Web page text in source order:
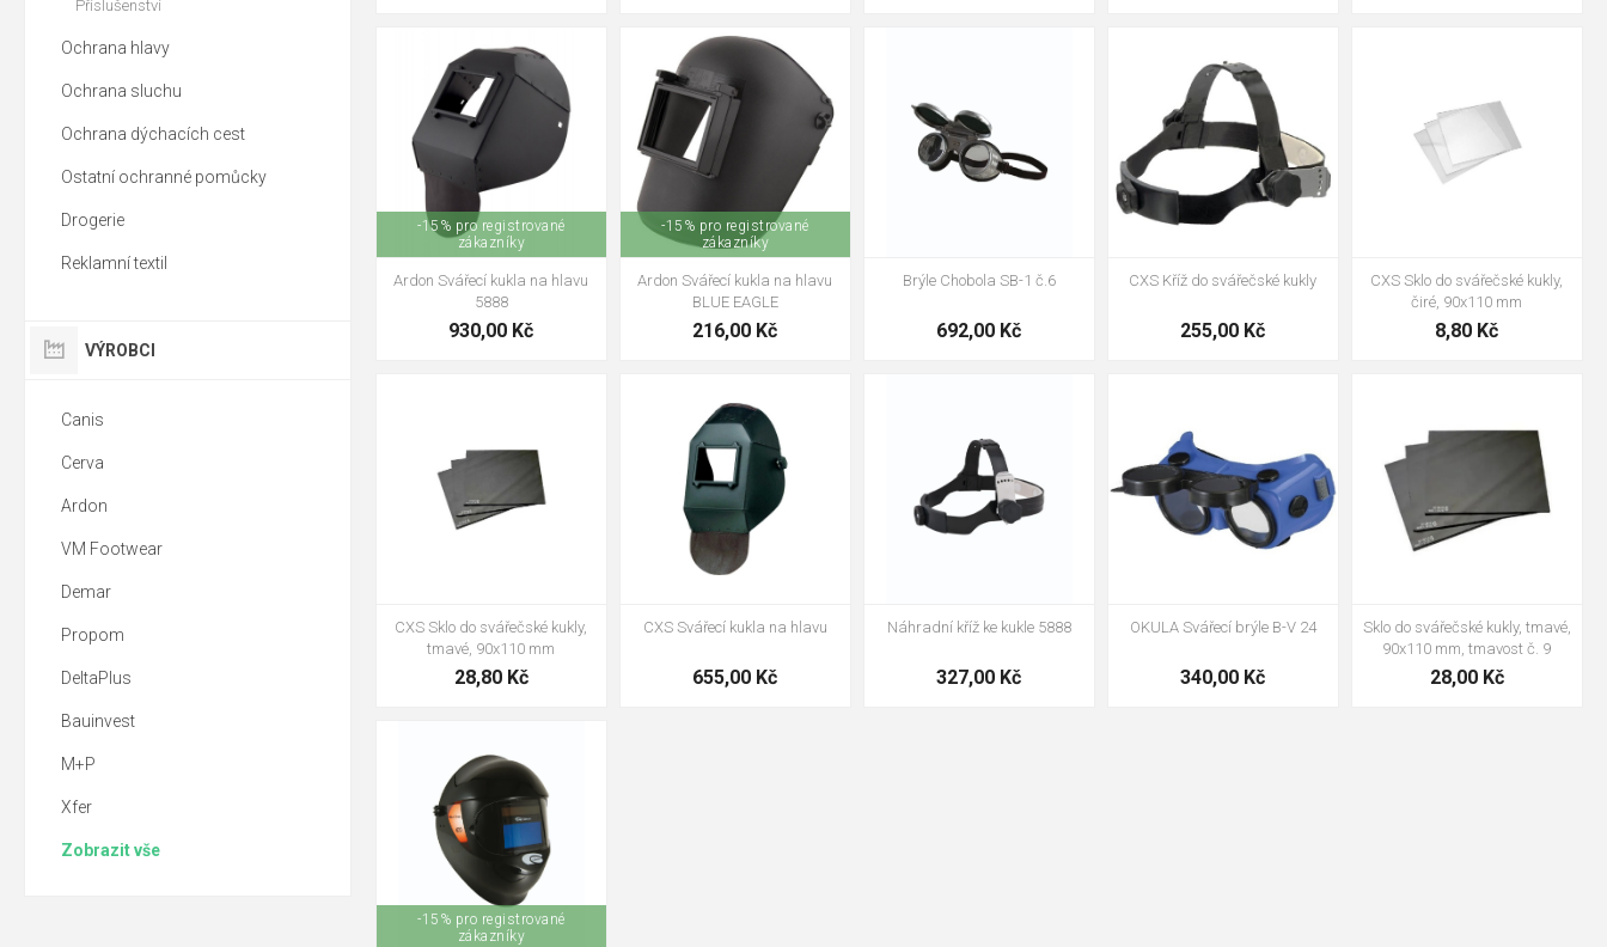
-15% pro registrované
zákazníky
Ardon Svářecí kukla na hlavu
5888
930,00 Kč
-15% pro registrované
zákazníky
Ardon Svářecí kukla na hlavu
BLUE EAGLE
216,00 Kč
Brýle Chobola SB-1 č.6
692,00 Kč
CXS Kříž do svářečské kukly
255,00 Kč
CXS Sklo do svářečské kukly,
čiré, 90x110 mm
8,80 Kč
CXS Sklo do svářečské kukly,
tmavé, 90x110 mm
28,80 Kč
CXS Svářecí kukla na hlavu
655,00 Kč
Náhradní kříž ke kukle 5888
327,00 Kč
OKULA Svářecí brýle B-V 24
340,00 Kč
Sklo do svářečské kukly, tmavé,
90x110 mm, tmavost č. 9
28,00 Kč
-15% pro registrované
zákazníky
Příslušenství
Ochrana hlavy
Ochrana sluchu
Ochrana dýchacích cest
Ostatní ochranné pomůcky
Drogerie
Reklamní textil
VÝROBCI
Canis
Cerva
Ardon
VM Footwear
Demar
Propom
DeltaPlus
Bauinvest
M+P
Xfer
Zobrazit vše